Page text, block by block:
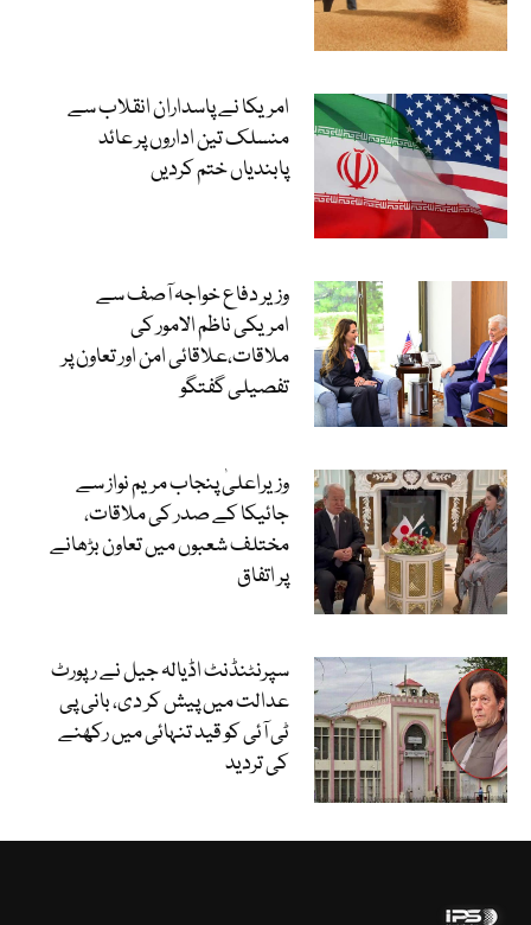
امریکا نے پاسداران انقلاب سے
منسلک تین اداروں پر عائد
پابندیاں ختم کردیں
وزیر دفاع خواجہ آصف سے
امریکی ناظم الامور کی
ملاقات،علاقائی امن اور تعاون پر
تفصیلی گفتگو
وزیراعلیٰ پنجاب مریم نواز سے
جائیکا کے صدر کی ملاقات،
مختلف شعبوں میں تعاون بڑھانے
پر اتفاق
سپرنٹنڈنٹ اڈیالہ جیل نے رپورٹ
عدالت میں پیش کر دی، بانی پی
ٹی آئی کو قید تنہائی میں رکھنے
کی تردید